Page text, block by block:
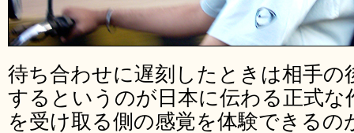
待ち合わせに遅刻したときは相手の
するというのが日本に伝わる正式
を受け取る側の感覚を体験できるの